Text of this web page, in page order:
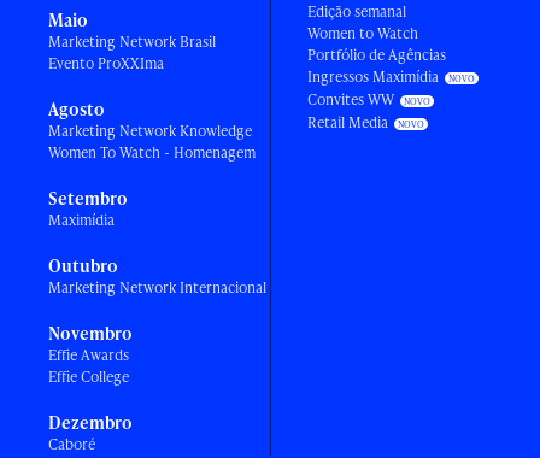
Maio
Marketing Network Brasil
Evento ProXXIma
Agosto
Marketing Network Knowledge
Women To Watch - Homenagem
Setembro
Maximídia
Outubro
Marketing Network Internacional
Novembro
Effie Awards
Effie College
Dezembro
Caboré
Edição semanal
Women to Watch
Portfólio de Agências
Ingressos Maximídia
Convites WW
Retail Media